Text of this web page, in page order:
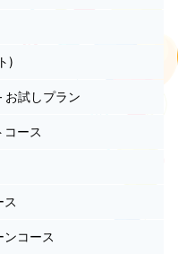
)
お試しプラン
ース
ス
コース